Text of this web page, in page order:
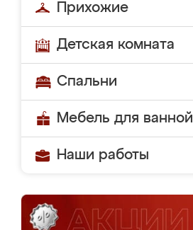
Прихожие
Детская комната
Спальни
Мебель для ванной
Наши работы